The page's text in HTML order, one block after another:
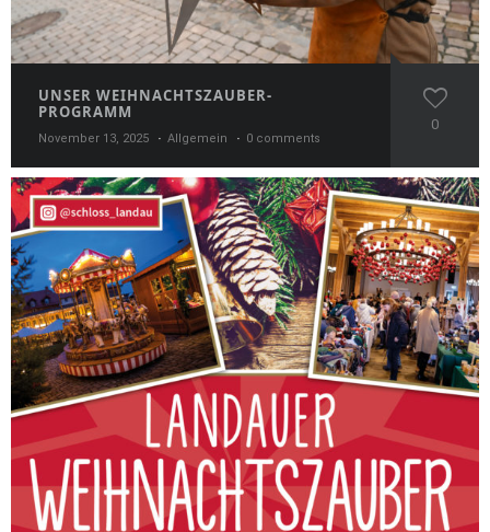
UNSER WEIHNACHTSZAUBER-
PROGRAMM
November 13, 2025 Allgemein 0 comments
0